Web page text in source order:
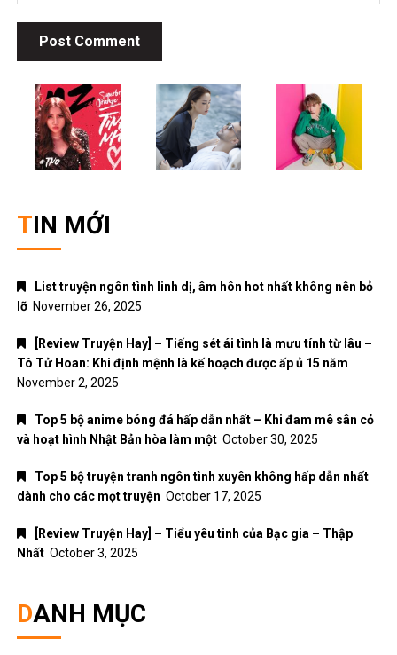
TIN MỚI
List truyện ngôn tình linh dị, âm hôn hot nhất không nên bỏ
lỡ November 26, 2025
[Review Truyện Hay] – Tiếng sét ái tình là mưu tính từ lâu –
Tô Tử Hoan: Khi định mệnh là kế hoạch được ấp ủ 15 năm
November 2, 2025
Top 5 bộ anime bóng đá hấp dẫn nhất – Khi đam mê sân cỏ
và hoạt hình Nhật Bản hòa làm một October 30, 2025
Top 5 bộ truyện tranh ngôn tình xuyên không hấp dẫn nhất
dành cho các mọt truyện October 17, 2025
[Review Truyện Hay] – Tiểu yêu tinh của Bạc gia – Thập
Nhất October 3, 2025
DANH MỤC